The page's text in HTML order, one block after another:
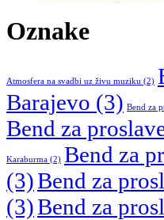
Oznake
Atmosfera na svadbi uz živu muziku (2)
Barajevo (3) Bend za
Bend za
Karaburma (2) Bend za
(3)Bend za
(3)Bend za